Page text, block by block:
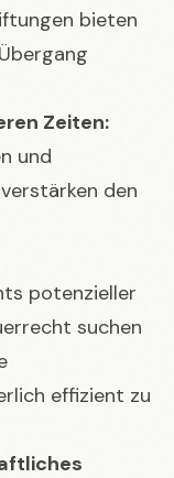
bieten
Zeiten:
und
den
potenzieller
suchen
effizient zu